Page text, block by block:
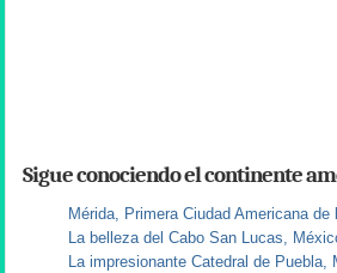
Sigue conociendo el continente
Mérida, Primera Ciudad Americana de
La belleza del Cabo San Lucas,
La impresionante Catedral de Puebla,